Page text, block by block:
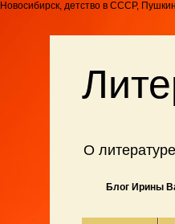
Новосибирск, детство в СССР,
О
Блог Ирины